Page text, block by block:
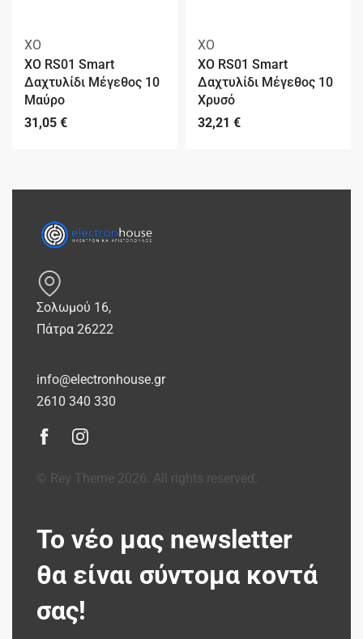
XO
XO RS01 Smart
Δαχτυλίδι Μέγεθος 10
Μαύρο
31,05 €
XO
XO RS01 Smart
Δαχτυλίδι Μέγεθος 10
Χρυσό
32,21 €
Σολωμού 16,
Πάτρα 26222
info@electronhouse.gr
2610 340 330
© Rey Theme 2026. All rights reserved.
Το νέο μας newsletter
θα είναι σύντομα κοντά
σας!